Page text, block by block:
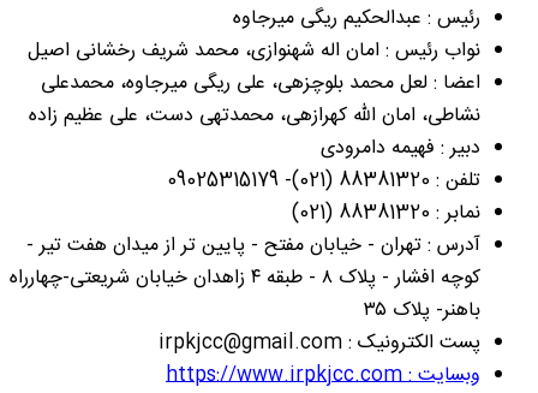
رئیس : عبدالحکیم ریگی میرجاوه
نواب رئیس : امان اله شهنوازی، محمد شریف رخشانی اصیل
اعضا : لعل محمد بلوچزهی، علی ریگی میرجاوه، محمدعلی
نشاطی، امان الله کهرازهی، محمدتهی دست، علی عظیم زاده
دبیر : فهیمه دامرودی
تلفن : 88381320 (021)- 09025315179
نمابر : 88381320 (021)
آدرس : تهران - خیابان مفتح - پایین تر از میدان هفت تیر -
کوچه افشار - پلاک ۸ - طبقه ۴ زاهدان خیابان شریعتی-چهارراه
باهنر- پلاک ۳۵
پست الکترونیک : irpkjcc@gmail.com
وبسایت : https://www.irpkjcc.com